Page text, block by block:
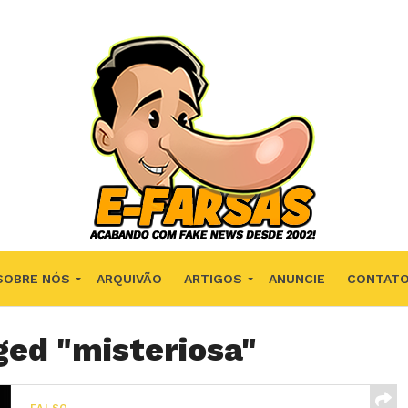
NÓS ARQUIVÃO ARTIGOS ANUNCIE CONTATO
"misteriosa"